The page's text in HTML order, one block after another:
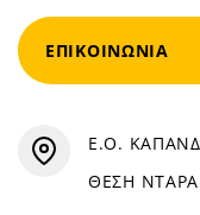
ΕΠΙΚΟΙΝΩΝΊΑ
Ε.Ο.
ΘΕΣΗ